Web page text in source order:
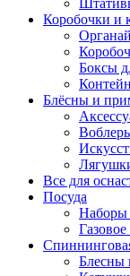
Коробочки и
Боксы
Блёсны и
Все для
Посуда
Наборы
Блесны